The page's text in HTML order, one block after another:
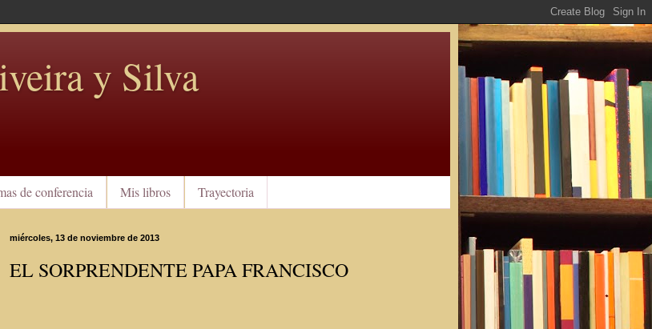
y Silva
de conferencia Mis libros Trayectoria
miércoles, 13 de noviembre de 2013
EL SORPRENDENTE PAPA FRANCISCO